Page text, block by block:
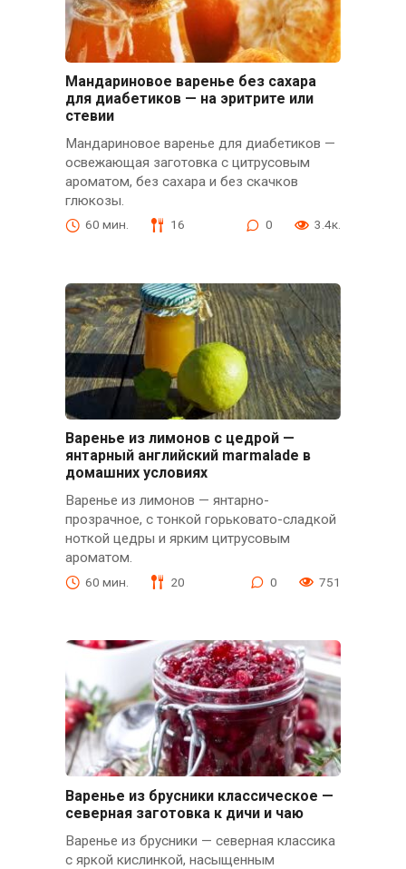
Мандариновое варенье без сахара
для диабетиков — на эритрите или
стевии
Мандариновое варенье для диабетиков —
освежающая заготовка с цитрусовым
ароматом, без сахара и без скачков
глюкозы.
60 мин. 16 0 3.4к.
Варенье из лимонов с цедрой —
янтарный английский marmalade в
домашних условиях
Варенье из лимонов — янтарно-
прозрачное, с тонкой горьковато-сладкой
ноткой цедры и ярким цитрусовым
ароматом.
60 мин. 20 0 751
Варенье из брусники классическое —
северная заготовка к дичи и чаю
Варенье из брусники — северная классика
с яркой кислинкой, насыщенным